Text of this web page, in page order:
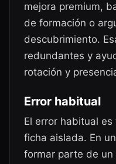
mejora premium,
de formación o
descubrimiento.
redundantes y
rotación y
Error habitual
El error habitual
ficha aislada. En
formar parte de